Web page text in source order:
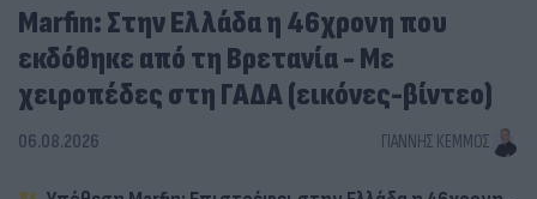
Marfin: Στην Ελλάδα η 46χρονη που
εκδόθηκε από τη Βρετανία - Με
χειροπέδες στη ΓΑΔΑ (εικόνες-βίντεο)
06.08.2026 ΓΙΆΝΝΗΣ ΚΈΜΜΟΣ